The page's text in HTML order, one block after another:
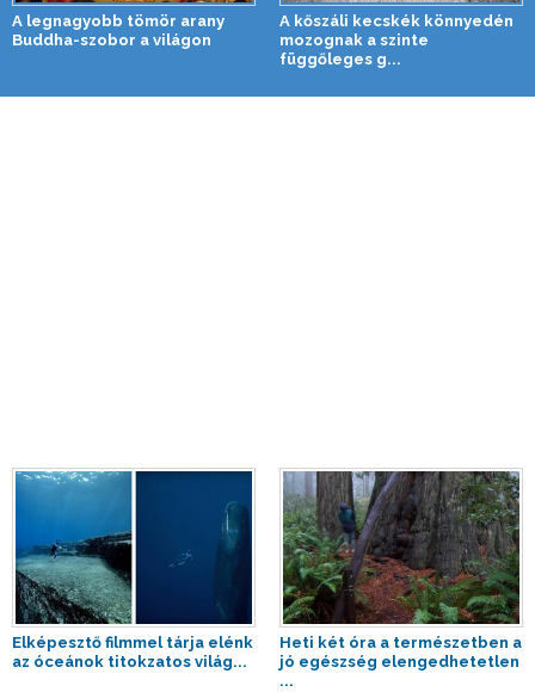
A legnagyobb tömör arany
Buddha-szobor a világon
A kőszáli kecskék könnyedén
mozognak a szinte
függőleges g...
Elképesztő filmmel tárja elénk
az óceánok titokzatos világ...
Heti két óra a természetben a
jó egészség elengedhetetlen
...